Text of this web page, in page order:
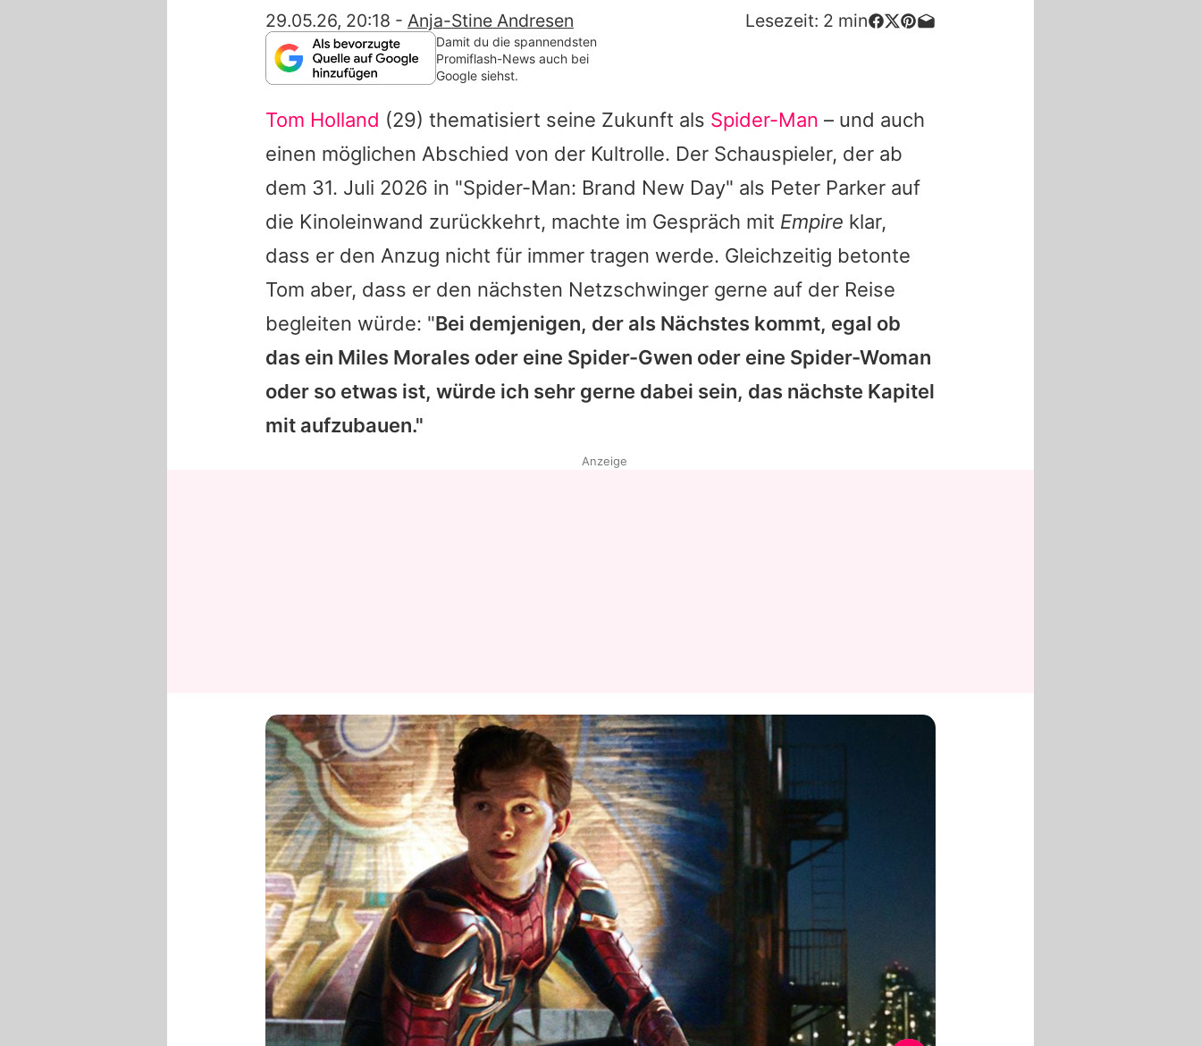
Familie & Liebe
App runterladen
Team
Redaktionelle Richtlinien
Impressum
Datenschutzerklärung
Nutzungsbedingungen
29.05.26, 20:18 - Anja-Stine Andresen Lesezeit: 2 min
Damit du die spannendsten
Promiflash-News auch bei
Google siehst.
Tom Holland (29) thematisiert seine Zukunft als Spider-Man – und auch
einen möglichen Abschied von der Kultrolle. Der Schauspieler, der ab
dem 31. Juli 2026 in "Spider-Man: Brand New Day" als Peter Parker auf
die Kinoleinwand zurückkehrt, machte im Gespräch mit Empire klar,
dass er den Anzug nicht für immer tragen werde. Gleichzeitig betonte
Tom aber, dass er den nächsten Netzschwinger gerne auf der Reise
begleiten würde: "Bei demjenigen, der als Nächstes kommt, egal ob
das ein Miles Morales oder eine Spider-Gwen oder eine Spider-Woman
oder so etwas ist, würde ich sehr gerne dabei sein, das nächste Kapitel
mit aufzubauen."
Anzeige